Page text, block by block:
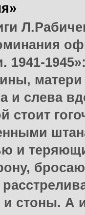
1941-
матери
и слева
стоит
и
и стоны. А